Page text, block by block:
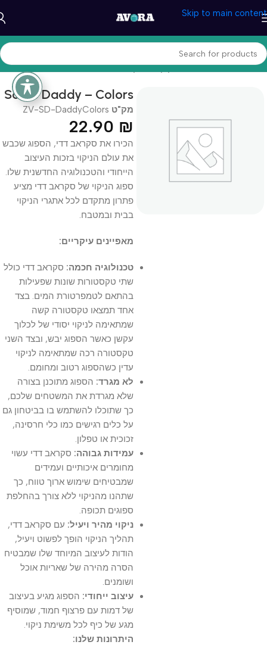
Skip to main content
עמוד הבית/בית ומטבח/ניקיון ותחזוקה
Scrub Daddy – Colors
מק"ט ZV-SD-DaddyColors
22.90 ₪
הכירו את סקראב דדי, הספוג שכבש
את עולם הניקוי בזכות העיצוב
הייחודי והטכנולוגיה החדשנית שלו.
ספוג הניקוי של סקראב דדי מציע
פתרון מתקדם לכל אתגרי הניקוי
בבית ובמטבח.
מאפיינים עיקריים:
טכנולוגיה חכמה: סקראב דדי כולל
שתי טקסטורות שונות שפעילות
בהתאם לטמפרטורת המים. בצד
אחד תמצאו טקסטורה קשה
שמתאימה לניקוי יסודי של לכלוך
עקשן כאשר הספוג יבש, ובצד השני
טקסטורה רכה שמתאימה לניקוי
עדין כשהספוג רטוב ומחומם.
לא מגרד: הספוג מתוכנן בצורה
שלא מגרדת את המשטחים שלכם,
כך שתוכלו להשתמש בו בביטחון גם
על כלים רגישים כמו כלי חרסינה,
זכוכית או טפלון.
עמידות גבוהה: סקראב דדי עשוי
מחומרים איכותיים ועמידים
שמבטיחים שימוש ארוך טווח, כך
שתהנו מהניקוי ללא צורך בהחלפת
ספוגים תכופה.
ניקוי מהיר ויעיל: עם סקראב דדי,
תהליך הניקוי הופך לפשוט ויעיל,
הודות לעיצוב המיוחד שלו שמבטיח
הסרה מהירה של שאריות אוכל
ושומנים.
עיצוב ייחודי: הספוג מגיע בעיצוב
של דמות עם פרצוף חמוד, שמוסיף
מגע של כיף לכל משימת ניקוי.
היתרונות שלנו: